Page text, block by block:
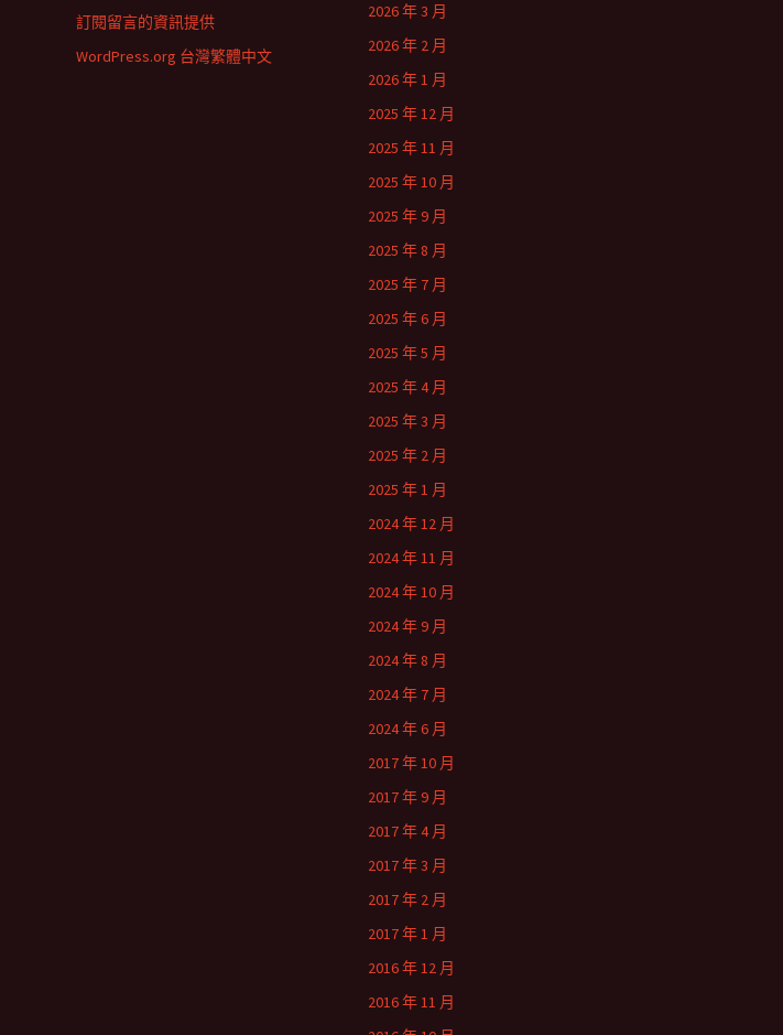
2026 年 3 月
2026 年 2 月
2026 年 1 月
2025 年 12 月
2025 年 11 月
2025 年 10 月
2025 年 9 月
2025 年 8 月
2025 年 7 月
2025 年 6 月
2025 年 5 月
2025 年 4 月
2025 年 3 月
2025 年 2 月
2025 年 1 月
2024 年 12 月
2024 年 11 月
2024 年 10 月
2024 年 9 月
2024 年 8 月
2024 年 7 月
2024 年 6 月
2017 年 10 月
2017 年 9 月
2017 年 4 月
2017 年 3 月
2017 年 2 月
2017 年 1 月
2016 年 12 月
2016 年 11 月
訂閱留言的資訊提供
WordPress.org 台灣繁體中文